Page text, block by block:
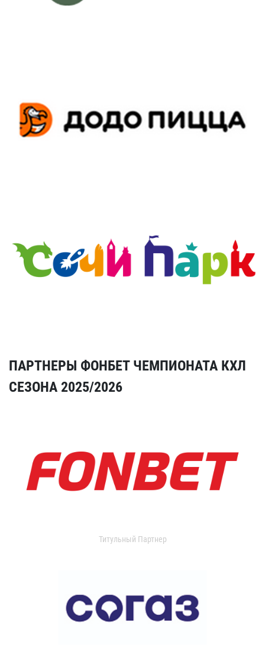
ПАРТНЕРЫ ФОНБЕТ ЧЕМПИОНАТА КХЛ
СЕЗОНА 2025/2026
Титульный Партнер